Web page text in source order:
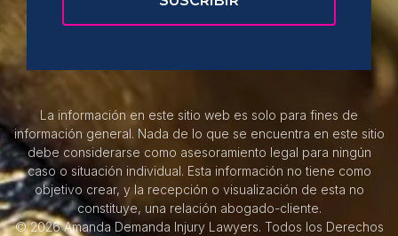
La información en este sitio web es solo para fines de
información general. Nada de lo que se encuentra en este sitio
debe considerarse como asesoramiento legal para ningún
caso o situación individual. Esta información no tiene como
objetivo crear, y la recepción o visualización de esta no
constituye, una relación abogado-cliente.
© 2026 Amanda Demanda Injury Lawyers. Todos los Derechos